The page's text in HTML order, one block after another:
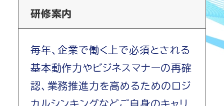
研修案内
毎年、企業で働く上で必須とされる
基本動作力やビジネスマナーの再確
認、業務推進力を高めるためのロジ
カルシンキングなどご自身のキャリ